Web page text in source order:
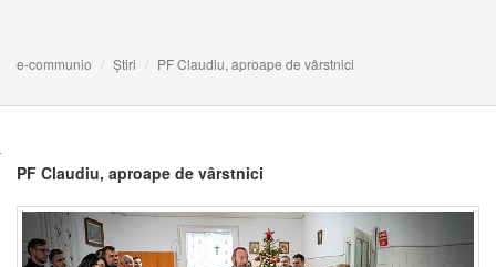
e-communio Știri PF Claudiu, aproape de vârstnici
PF Claudiu, aproape de vârstnici